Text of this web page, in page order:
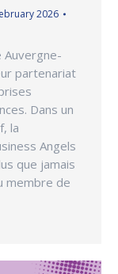
2026
Auvergne-
partenariat
Dans un
la
Angels
que jamais
membre de